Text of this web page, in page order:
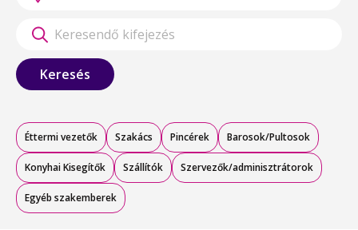
Keresés
Éttermi vezetők Szakács Pincérek Barosok/Pultosok
Konyhai Kisegítők Szállítók Szervezők/adminisztrátorok
Egyéb szakemberek